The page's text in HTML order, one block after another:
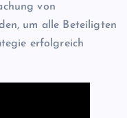
von
um alle Beteiligten
erfolgreich